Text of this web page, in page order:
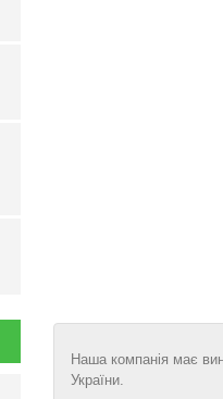
Наша компанія має
України.